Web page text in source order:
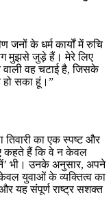
जनों के धर्म कार्यों में रुचि
मुझसे जुड़े हैं। मेरे लिए
वह चटाई है, जिसके
हो सका हूं।”
का एक स्पष्ट और
कहते हैं कि वे न केवल
भी। उनके अनुसार, अपने
युवाओं के व्यक्तित्व का
और यह संपूर्ण राष्ट्र सशक्त